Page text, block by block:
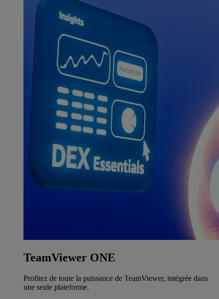
TeamViewer ONE
Profitez de toute la puissance de TeamViewer, intégrée dans
une seule plateforme.